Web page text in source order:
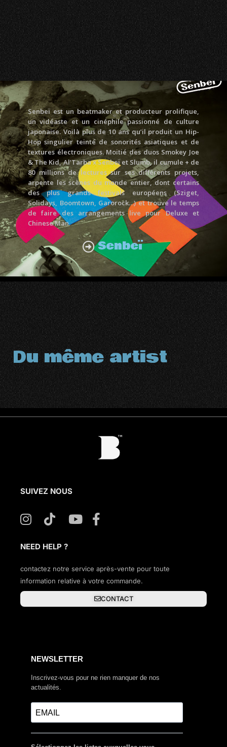
Senbeï est un beatmaker et producteur prolifique,
un vidéaste et un cinéphile passionné de culture
japonaise. Voilà plus de 10 ans qu’il produit un Hip-
Hop singulier teinté de sonorités asiatiques et de
textures électroniques. Moitié des duos Smokey Joe
& The Kid, Al’Tarba x Senbeï et Slumb, il cumule + de
80 millions de lectures sur ses différents projets,
arpente les scènes du monde entier, dont certains
des plus grands festivals européens (Sziget,
Solidays, Boomtown, Garorock…) et trouve le temps
de faire des arrangements live pour Deluxe et
Chinese Man.
Senbeï
Du même artist
SUIVEZ NOUS
NEED HELP ?
contactez notre service après-vente pour toute
information relative à votre commande.
CONTACT
NEWSLETTER
Inscrivez-vous pour ne rien manquer de nos
actualités.